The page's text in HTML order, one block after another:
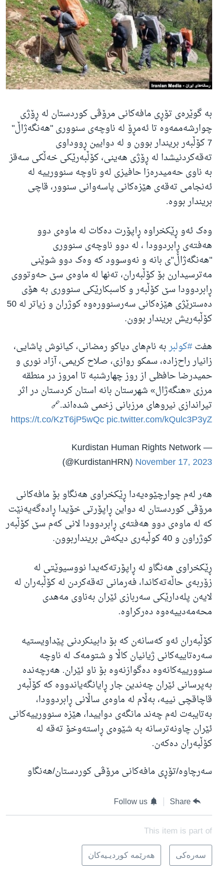
ژیان لە فەرهەنگدا
Learning English
FOLLOW US
زمانه‌کان
بە گوێرەی تۆڕی مافەکانی مرۆڤی کوردستان لە ڕۆژی
چوارشەممەوە تا ئەمڕۆ لە ناوچەی سنووری "هەنگەژاڵ"
7 کۆڵبەر بریندار بوون و لە دوایین ڕووداوی
تەقەکردنیشدا لە ڕۆژی هەینی، کۆڵبەرێکی خەڵکی سەقز
بە ناوی حەمیدرەزا حافیزی لەو ناوچە سنوورییە لە
ئەنجامی تەقەی هێزەکانی پاسەوانی سنوور، قاچی
بریندار بووە.
وەک ئەو ڕێکخراوە ڕاپۆرت دەکات لە ماوەی دوو
هەفتەی ڕابردوودا ، لە دوو ناوچەی سنووری
"هەنگەژاڵ"ی بانە و نەوسوود کە وەک دوو شوێنی
مەترسیدارن بۆ کۆڵبەران، تەنها لە ماوەی سێ حەوتووی
ڕابردوودا سێ کۆڵبەر و کاسبکارێکی سنووری بە هۆی
دەسترێژی هێزەکانی سەرسنوورەوە کوژران و زیاتر لە 50
کۆڵبەریش بریندار بوون.
هفت#کولبربه نام‌های دیاکو رمضانی، کیانوش پاشایی،
زانیار راح‌زاده، سمکو روازی، صلاح کریمی، آزاد نوری و
حمیدرضا حافظی از روز چهارشنبه تا امروز در منطقه
مرزی «هنگه‌ژال» شهرستان بانه استان کردستان در اثر
تیراندازی نیروهای مرزبانی زخمی شده‌اند.🔗
https://t.co/KzT6jP5wQcpic.twitter.com/kQulc3P3yZ
— Kurdistan Human Rights Network
(@KurdistanHRN) November 17, 2023
هەر لەم چوارچێوەیەدا ڕێکخراوی هەنگاو بۆ مافەکانی
مرۆڤی کوردستان لە دواین ڕاپۆرتی خۆیدا ڕادەگەیەنێت
کە لە ماوەی دوو هەفتەی ڕابردوودا لانی کەم سێ کۆڵبەر
کوژراون و 40 کوڵبەری دیکەش برینداربوون.
ڕێکخراوی هەنگاو لە ڕاپۆرتەکەیدا نووسیوێتی لە
زۆربەی حاڵەتەکاندا، فەرمانی تەقەکردن لە کۆڵبەران لە
لایەن پلەدارێکی سەربازی ئێران بەناوی مەهدی
محەمەدییەەوە دەرکراوە.
کۆڵبەران ئەو کەسانەن کە بۆ دابینکردنی پێداویستیە
سەرەتاییەکانی ژیانیان کاڵا و شتومەک لە ناوچە
سنوورییەکانەوە دەگوازنەوە بۆ ناو ئێران. هەرچەندە
بەپرسانی ئێران چەندین جار ڕایانگەیاندووە کە کۆڵبەر
قاچاقچی نییە، بەڵام لە ماوەی ساڵانی ڕابردوودا،
بەتایبەت لەم چەند مانگەی دواییدا، هێزە سنوورییەکانی
ئێران چاونەترسانە بە شێوەی ڕاستەوخۆ تەقە لە
کۆڵبەران دەکەن.
سەرچاوە/تۆڕی مافەکانی مرۆڤی کوردستان/هەنگاو
Share
Follow us
This item is part of
سه‌ره‌کی هه‌رێمه‌ کوردیـیه‌کان